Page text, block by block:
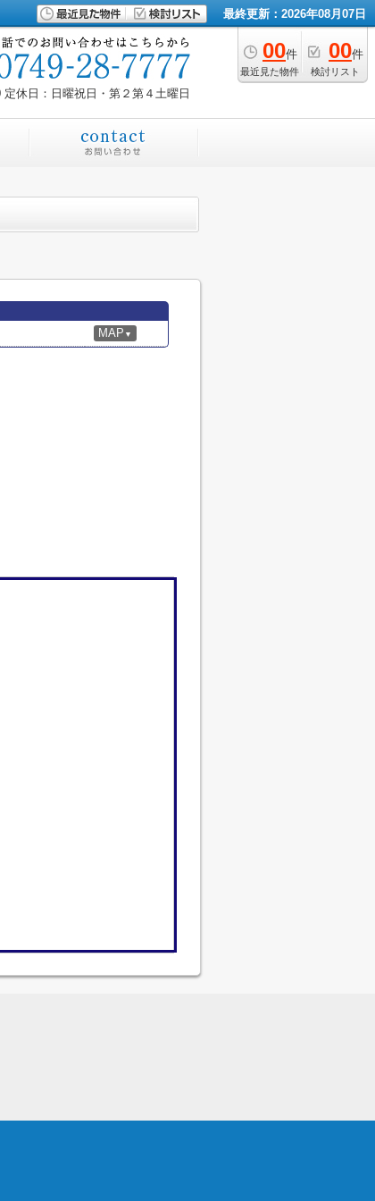
最終更新：2026年08月07日
00件
最近見た物件
00件
検討リスト
定休日：日曜祝日・第２第４土曜日
MAP ▼